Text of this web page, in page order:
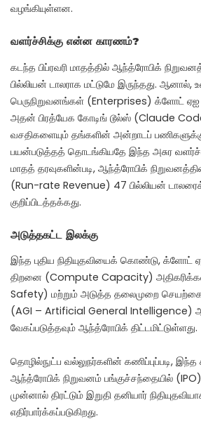
வழங்கியுள்ளன.
வளர்ச்சிக்கு என்ன காரணம்?
கடந்த பிப்ரவரி மாதத்தில் ஆந்த்ரோபிக்
பில்லியன் டாலராக மட்டுமே இருந்தது. ஆனால்,
பெருநிறுவனங்கள் (Enterprises) க்ளோட் ஏஐ
அதன் பிரத்யேக கோடிங் டூல்ஸ் (Claude
வசதிகளையும் தங்களின் அன்றாடப்
பயன்படுத்தத் தொடங்கியதே இந்த அசுர
மாதத் தரவுகளின்படி, ஆந்த்ரோபிக்
(Run-rate Revenue) 47 பில்லியன்
குறிப்பிடத்தக்கது.
அடுத்தகட்ட இலக்கு
இந்த புதிய நிதியுதவியைக் கொண்டு, க்ளோட்
திறனை (Compute Capacity)
Safety) மற்றும் அடுத்த தலைமுறை
(AGI – Artificial General Intelligence)
வேகப்படுத்தவும் ஆந்த்ரோபிக் திட்டமிட்டுள்ளது.
தொழில்நுட்ப வல்லுநர்களின் கணிப்புப்படி, இந்த
ஆந்த்ரோபிக் நிறுவனம் பங்குச்சந்தையில் (IPO)
முன்னால் திரட்டும் இறுதி தனியார்
எதிர்பார்க்கப்படுகிறது.